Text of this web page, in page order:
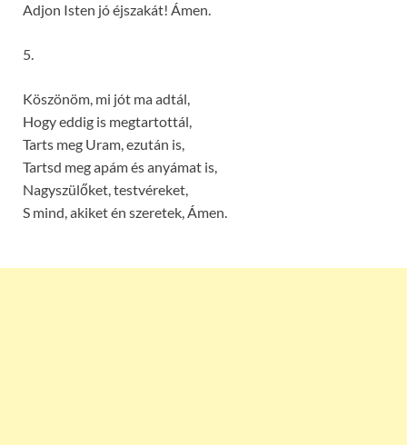
Adjon Isten jó éjszakát! Ámen.
5.
Köszönöm, mi jót ma adtál,
Hogy eddig is megtartottál,
Tarts meg Uram, ezután is,
Tartsd meg apám és anyámat is,
Nagyszülőket, testvéreket,
S mind, akiket én szeretek, Ámen.